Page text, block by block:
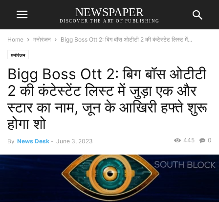
NEWSPAPER
DISCOVER THE ART OF PUBLISHING
Home मनोरंजन Bigg Boss Ott 2: बिग बॉस ओटीटी 2 की कंटेस्टेंट लिस्ट में...
मनोरंजन
Bigg Boss Ott 2: बिग बॉस ओटीटी
2 की कंटेस्टेंट लिस्ट में जुड़ा एक और
स्टार का नाम, जून के आखिरी हफ्ते शुरू
होगा शो
By News Desk - June 3, 2023 0
445